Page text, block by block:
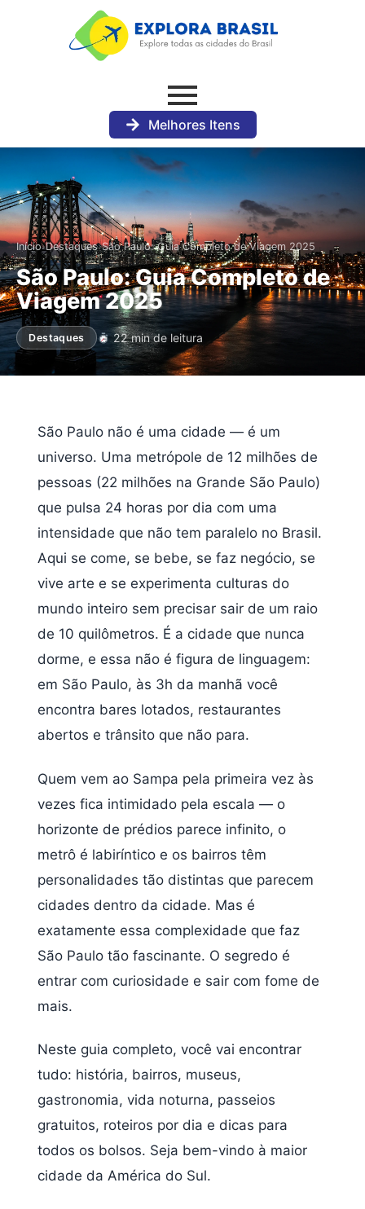
Melhores Itens
Início›Destaques›São Paulo: Guia Completo de Viagem 2025
São Paulo: Guia Completo de
Viagem 2025
Destaques 22 min de leitura
São Paulo não é uma cidade — é um
universo. Uma metrópole de 12 milhões de
pessoas (22 milhões na Grande São Paulo)
que pulsa 24 horas por dia com uma
intensidade que não tem paralelo no Brasil.
Aqui se come, se bebe, se faz negócio, se
vive arte e se experimenta culturas do
mundo inteiro sem precisar sair de um raio
de 10 quilômetros. É a cidade que nunca
dorme, e essa não é figura de linguagem:
em São Paulo, às 3h da manhã você
encontra bares lotados, restaurantes
abertos e trânsito que não para.
Quem vem ao Sampa pela primeira vez às
vezes fica intimidado pela escala — o
horizonte de prédios parece infinito, o
metrô é labiríntico e os bairros têm
personalidades tão distintas que parecem
cidades dentro da cidade. Mas é
exatamente essa complexidade que faz
São Paulo tão fascinante. O segredo é
entrar com curiosidade e sair com fome de
mais.
Neste guia completo, você vai encontrar
tudo: história, bairros, museus,
gastronomia, vida noturna, passeios
gratuitos, roteiros por dia e dicas para
todos os bolsos. Seja bem-vindo à maior
cidade da América do Sul.